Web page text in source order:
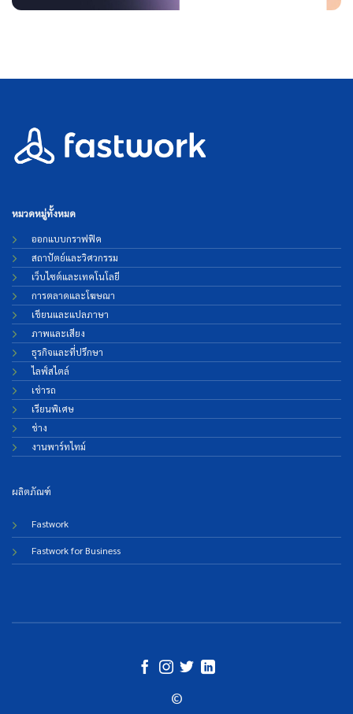
หมวดหมู่ทั้งหมด
ออกแบบกราฟฟิค
สถาปัตย์และวิศวกรรม
เว็บไซต์และเทคโนโลยี
การตลาดและโฆษณา
เขียนและแปลภาษา
ภาพและเสียง
ธุรกิจและที่ปรึกษา
ไลฟ์สไตล์
เช่ารถ
เรียนพิเศษ
ช่าง
งานพาร์ทไทม์
ผลิตภัณฑ์
Fastwork
Fastwork for Business
©